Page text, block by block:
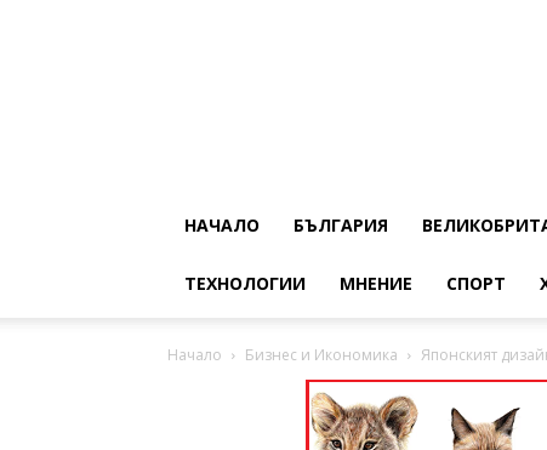
НАЧАЛО БЪЛГАРИЯ
ТЕХНОЛОГИИ МНЕНИЕ СПОРТ
Начало Бизнес и Икономика Японският